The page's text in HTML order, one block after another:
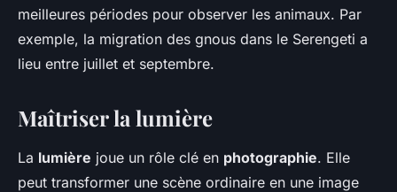
meilleures périodes pour observer les animaux. Par
exemple, la migration des gnous dans le Serengeti a
lieu entre juillet et septembre.
Maîtriser la lumière
La lumière joue un rôle clé en photographie. Elle
peut transformer une scène ordinaire en une image